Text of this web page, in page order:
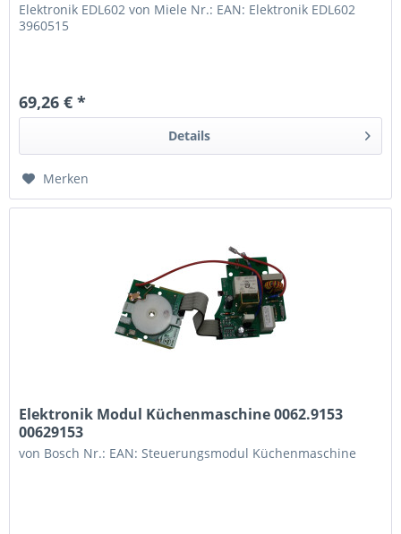
Elektronik EDL602 von Miele Nr.: EAN: Elektronik EDL602
3960515
69,26 € *
Details
Merken
Elektronik Modul Küchenmaschine 0062.9153
00629153
von Bosch Nr.: EAN: Steuerungsmodul Küchenmaschine